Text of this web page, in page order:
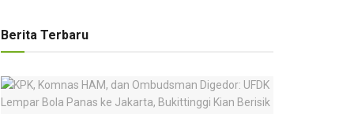
Berita Terbaru